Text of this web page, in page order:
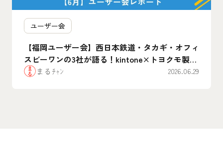
ユーザー会
【福岡ユーザー会】西日本鉄道・タカギ・オフィ
スビーワンの3社が語る！kintone×トヨクモ製品
のリアルな”腹割”活用事例まとめ
まるﾁｬﾝ 2026.06.29